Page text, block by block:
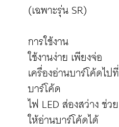
(เฉพาะรุ่น SR)
การใช้งาน
ใช้งานง่าย เพียงจ่อ
เครื่องอ่านบาร์โค้ดไปที่
บาร์โค้ด
ไฟ LED ส่องสว่าง ช่วย
ให้อ่านบาร์โค้ดได้